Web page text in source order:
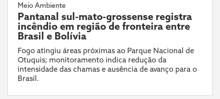
Meio Ambiente
Pantanal sul-mato-grossense registra
incêndio em região de fronteira entre
Brasil e Bolívia
Fogo atingiu áreas próximas ao Parque Nacional de
Otuquis; monitoramento indica redução da
intensidade das chamas e ausência de avanço para o
Brasil.